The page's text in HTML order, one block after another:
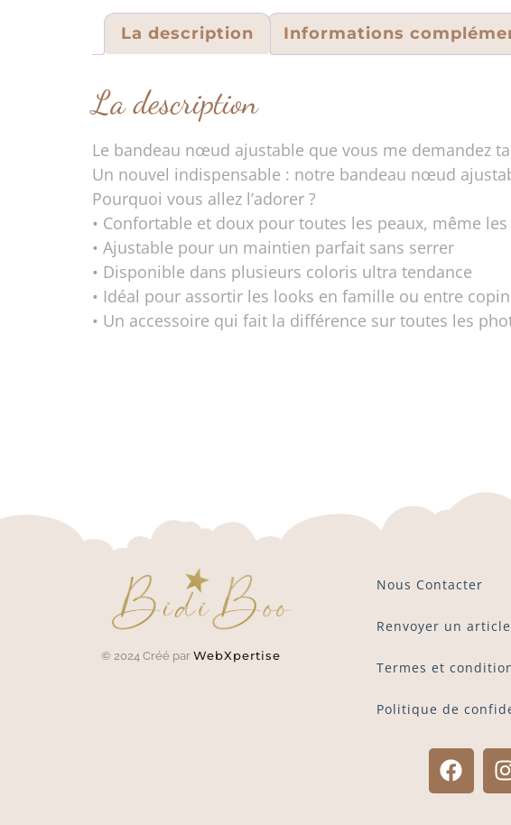
La description Informations
La description
Le bandeau nœud ajustable que vous me demandez
Un nouvel indispensable : notre bandeau nœud
Pourquoi vous allez l’adorer ?
• Confortable et doux pour toutes les peaux, même
• Ajustable pour un maintien parfait sans serrer
• Disponible dans plusieurs coloris ultra tendance
• Idéal pour assortir les looks en famille ou entre
• Un accessoire qui fait la différence sur toutes les
© 2024 Créé par WebXpertise
Nous Contacter
Renvoyer un
Termes et
Politique de